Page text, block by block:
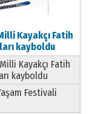
Kayakçı Fatih
kayboldu
Kayakçı Fatih
kayboldu
Festivali